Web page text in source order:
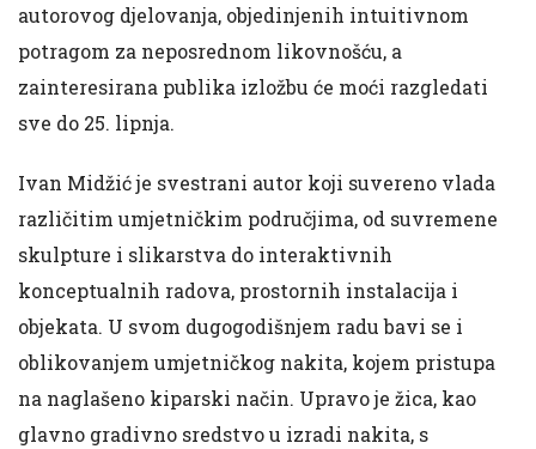
autorovog djelovanja, objedinjenih intuitivnom
potragom za neposrednom likovnošću, a
zainteresirana publika izložbu će moći razgledati
sve do 25. lipnja.
Ivan Midžić je svestrani autor koji suvereno vlada
različitim umjetničkim područjima, od suvremene
skulpture i slikarstva do interaktivnih
konceptualnih radova, prostornih instalacija i
objekata. U svom dugogodišnjem radu bavi se i
oblikovanjem umjetničkog nakita, kojem pristupa
na naglašeno kiparski način. Upravo je žica, kao
glavno gradivno sredstvo u izradi nakita, s